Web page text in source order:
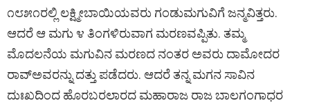
೧೮೫೧ರಲ್ಲಿ ಲಕ್ಷ್ಮೀಬಾಯಿಯವರು ಗಂಡುಮಗುವಿಗೆ ಜನ್ಮವಿತ್ತರು.
ಆದರೆ ಆ ಮಗು ೪ ತಿಂಗಳಿರುವಾಗ ಮರಣವಪ್ಪಿತು. ತಮ್ಮ
ಮೊದಲನೆಯ ಮಗುವಿನ ಮರಣದ ನಂತರ ಅವರು ದಾಮೋದರ
ರಾವ್ಅವರನ್ನು ದತ್ತು ಪಡೆದರು. ಆದರೆ ತನ್ನ ಮಗನ ಸಾವಿನ
ದುಃಖದಿಂದ ಹೊರಬರಲಾರದ ಮಹಾರಾಜ ರಾಜ ಬಾಲಗಂಗಾಧರ